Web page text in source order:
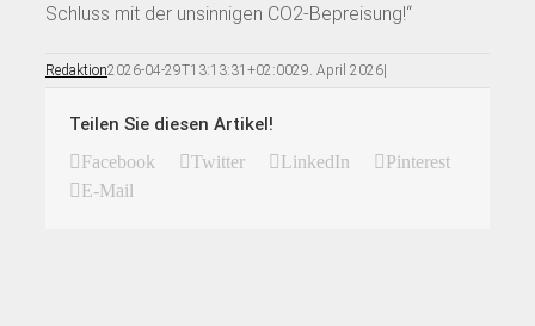
Schluss mit der unsinnigen CO2-Bepreisung!“
Redaktion2026-04-29T13:13:31+02:0029. April 2026|
Teilen Sie diesen Artikel!
Facebook Twitter LinkedIn
Pinterest
E-Mail